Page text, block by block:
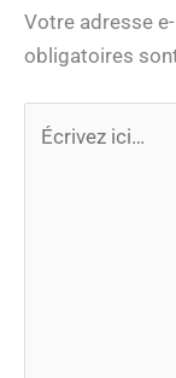
Votre adresse
obligatoires